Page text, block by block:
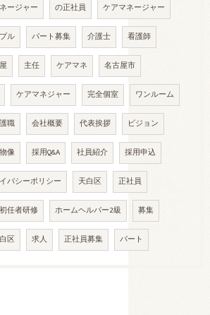
ージャー の正社員 ケアマネージャー
ル パート募集 介護士 看護師
主任 ケアマネ 名古屋市
ケアマネジャー 完全個室 ワンルーム
職 会社概要 代表挨拶 ビジョン
像 採用Q&A 社員紹介 採用申込
バシーポリシー 天白区 正社員
任者研修 ホームヘルパー2級 募集
区 求人 正社員募集 パート